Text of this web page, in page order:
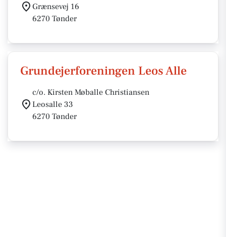
Grænsevej 16
6270 Tønder
Grundejerforeningen Leos Alle
c/o. Kirsten Møballe Christiansen
Leosalle 33
6270 Tønder